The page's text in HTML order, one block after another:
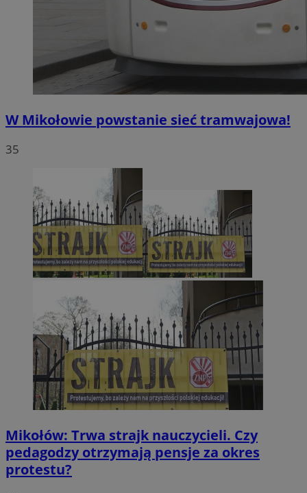
W Mikołowie powstanie sieć tramwajowa!
35
Mikołów: Trwa strajk nauczycieli. Czy
pedagodzy otrzymają pensje za okres
protestu?